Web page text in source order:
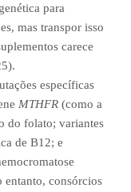
para
mas transpor isso
carece
específicas
MTHFR (como a
do folato; variantes
de B12; e
consórcios